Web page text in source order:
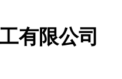
有限公司